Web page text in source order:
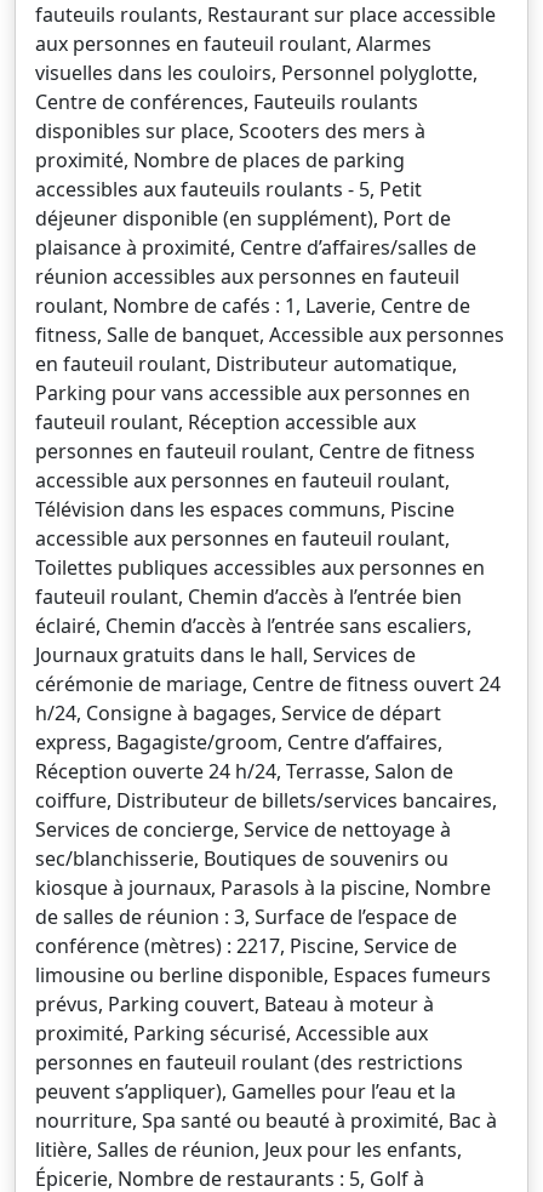
fauteuils roulants, Restaurant sur place accessible
aux personnes en fauteuil roulant, Alarmes
visuelles dans les couloirs, Personnel polyglotte,
Centre de conférences, Fauteuils roulants
disponibles sur place, Scooters des mers à
proximité, Nombre de places de parking
accessibles aux fauteuils roulants - 5, Petit
déjeuner disponible (en supplément), Port de
plaisance à proximité, Centre d’affaires/salles de
réunion accessibles aux personnes en fauteuil
roulant, Nombre de cafés : 1, Laverie, Centre de
fitness, Salle de banquet, Accessible aux personnes
en fauteuil roulant, Distributeur automatique,
Parking pour vans accessible aux personnes en
fauteuil roulant, Réception accessible aux
personnes en fauteuil roulant, Centre de fitness
accessible aux personnes en fauteuil roulant,
Télévision dans les espaces communs, Piscine
accessible aux personnes en fauteuil roulant,
Toilettes publiques accessibles aux personnes en
fauteuil roulant, Chemin d’accès à l’entrée bien
éclairé, Chemin d’accès à l’entrée sans escaliers,
Journaux gratuits dans le hall, Services de
cérémonie de mariage, Centre de fitness ouvert 24
h/24, Consigne à bagages, Service de départ
express, Bagagiste/groom, Centre d’affaires,
Réception ouverte 24 h/24, Terrasse, Salon de
coiffure, Distributeur de billets/services bancaires,
Services de concierge, Service de nettoyage à
sec/blanchisserie, Boutiques de souvenirs ou
kiosque à journaux, Parasols à la piscine, Nombre
de salles de réunion : 3, Surface de l’espace de
conférence (mètres) : 2217, Piscine, Service de
limousine ou berline disponible, Espaces fumeurs
prévus, Parking couvert, Bateau à moteur à
proximité, Parking sécurisé, Accessible aux
personnes en fauteuil roulant (des restrictions
peuvent s’appliquer), Gamelles pour l’eau et la
nourriture, Spa santé ou beauté à proximité, Bac à
litière, Salles de réunion, Jeux pour les enfants,
Épicerie, Nombre de restaurants : 5, Golf à